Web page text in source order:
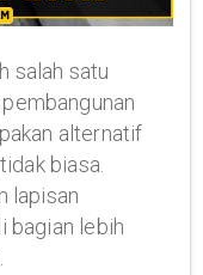
salah satu
alternatif
biasa.
lapisan
bagian lebih